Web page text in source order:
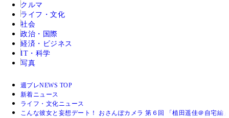
クルマ
ライフ・文化
社会
政治・国際
経済・ビジネス
IT・科学
写真
週プレNEWS TOP
新着ニュース
ライフ・文化ニュース
こんな彼女と妄想デート！ おさんぽカメラ 第６回 「植田遥佳＠自宅編